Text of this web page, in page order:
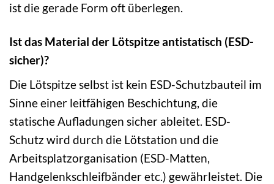
ist die gerade Form oft überlegen.
Ist das Material der Lötspitze antistatisch (ESD-
sicher)?
Die Lötspitze selbst ist kein ESD-Schutzbauteil im
Sinne einer leitfähigen Beschichtung, die
statische Aufladungen sicher ableitet. ESD-
Schutz wird durch die Lötstation und die
Arbeitsplatzorganisation (ESD-Matten,
Handgelenkschleifbänder etc.) gewährleistet. Die